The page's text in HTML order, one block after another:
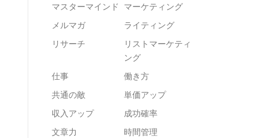
マスターマインド マーケティング
メルマガ
ライティング
リサーチ
リストマーケティ
ング
仕事
働き方
共通の敵
単価アップ
収入アップ
成功確率
文章力
時間管理